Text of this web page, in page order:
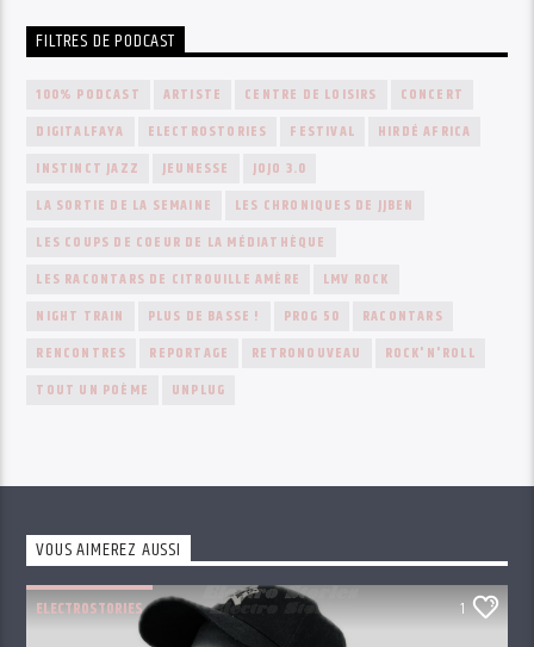
FILTRES DE PODCAST
100% PODCAST ARTISTE CENTRE DE LOISIRS
CONCERT
DIGITALFAYA
ELECTROSTORIES FESTIVAL
HIRDÉ AFRICA
INSTINCT JAZZ
JEUNESSE
JOJO 3.0
LA SORTIE DE LA SEMAINE
LES CHRONIQUES DE JJBEN
LES COUPS DE COEUR DE LA MÉDIATHÈQUE
LES RACONTARS DE CITROUILLE AMÈRE
LMV ROCK
NIGHT TRAIN
PLUS DE BASSE ! PROG 50
RACONTARS
RENCONTRES
REPORTAGE RETRONOUVEAU
ROCK'N'ROLL
TOUT UN POÈME
UNPLUG
VOUS AIMEREZ AUSSI
ELECTROSTORIES 1